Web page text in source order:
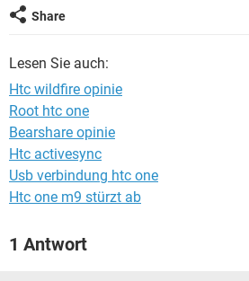
WHATSAPP
Share
Lesen Sie auch:
Htc wildfire opinie
Root htc one
Bearshare opinie
Htc activesync
Usb verbindung htc one
Htc one m9 stürzt ab
1 Antwort